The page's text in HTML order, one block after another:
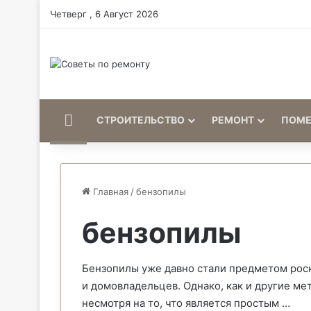
Четверг , 6 Август 2026
HomeСТРОИТЕЛЬСТВО РЕМОНТ
Главная /бензопилы
бензопилы
Бензопилы уже давно стали предметом
и домовладельцев. Однако, как и другие
несмотря на то, что является простым …